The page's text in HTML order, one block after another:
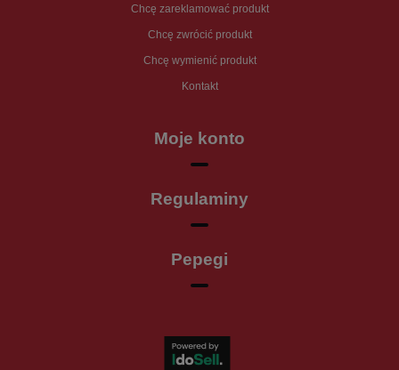
Chcę zareklamować produkt
Chcę zwrócić produkt
Chcę wymienić produkt
Kontakt
Moje konto
Regulaminy
Pepegi